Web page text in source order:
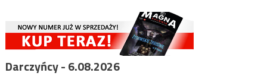
Darczyńcy - 6.08.2026